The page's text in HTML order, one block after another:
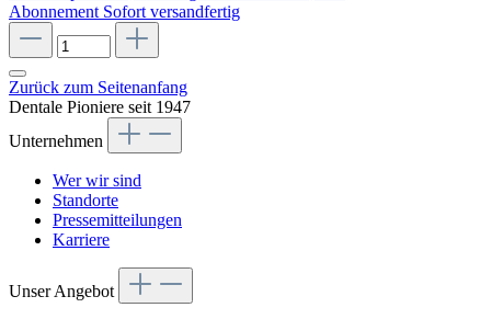
Abonnement Sofort versandfertig
Zurück zum Seitenanfang
Dentale Pioniere seit 1947
Unternehmen
Wer wir sind
Standorte
Pressemitteilungen
Karriere
Unser Angebot